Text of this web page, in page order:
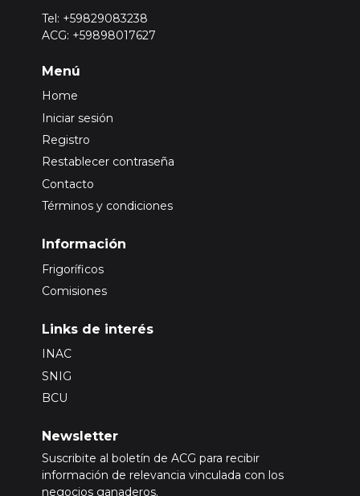
Tel: +59829083238
ACG: +59898017627
Menú
Home
Iniciar sesión
Registro
Restablecer contraseña
Contacto
Términos y condiciones
Información
Frigoríficos
Comisiones
Links de interés
INAC
SNIG
BCU
Newsletter
Suscribite al boletín de ACG para recibir
información de relevancia vinculada con los
negocios ganaderos.